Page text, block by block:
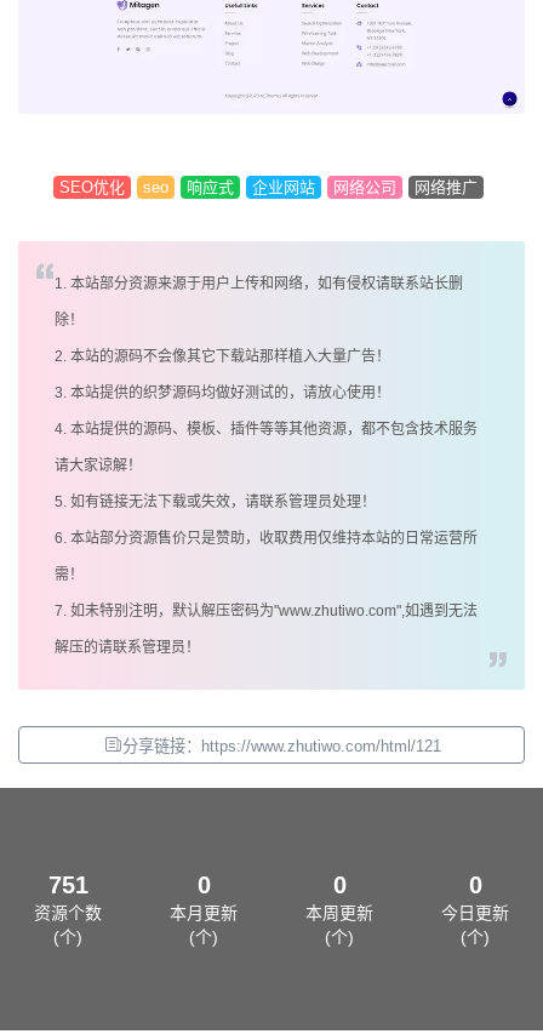
SEO优化 seo 响应式 企业网站 网络公司 网络推广
1. 本站部分资源来源于用户上传和网络，如有侵权请联系站长删
除！
2. 本站的源码不会像其它下载站那样植入大量广告！
3. 本站提供的织梦源码均做好测试的，请放心使用！
4. 本站提供的源码、模板、插件等等其他资源，都不包含技术服务
请大家谅解！
5. 如有链接无法下载或失效，请联系管理员处理！
6. 本站部分资源售价只是赞助，收取费用仅维持本站的日常运营所
需！
7. 如未特别注明，默认解压密码为"www.zhutiwo.com",如遇到无法
解压的请联系管理员！
分享链接：https://www.zhutiwo.com/html/121
751
资源个数
(个)
0
本月更新
(个)
0
本周更新
(个)
0
今日更新
(个)